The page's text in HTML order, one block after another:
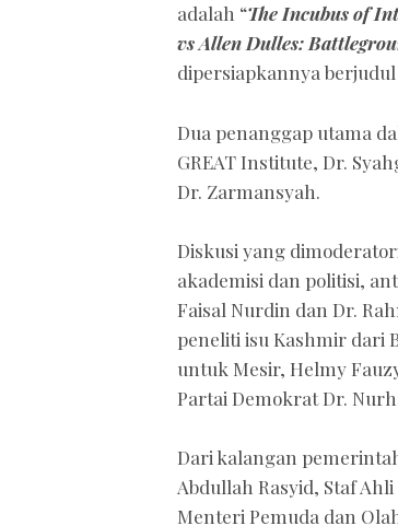
adalah “The Incubus of
vs Allen Dulles:
dipersiapkannya berjudul
Dua penanggap utama
GREAT Institute, Dr.
Dr. Zarmansyah.
Diskusi yang
akademisi dan politisi,
Faisal Nurdin dan Dr.
peneliti isu Kashmir dari
untuk Mesir, Helmy
Partai Demokrat Dr.
Dari kalangan
Abdullah Rasyid, Staf
Menteri Pemuda dan